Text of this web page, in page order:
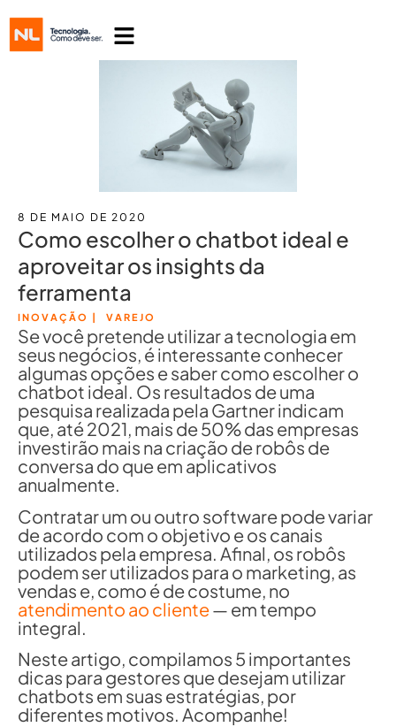
8 DE MAIO DE 2020
Como escolher o chatbot ideal e
aproveitar os insights da
ferramenta
INOVAÇÃO VAREJO
Se você pretende utilizar a tecnologia em
seus negócios, é interessante conhecer
algumas opções e saber como escolher o
chatbot ideal. Os resultados de uma
pesquisa realizada pela Gartner indicam
que, até 2021, mais de 50% das empresas
investirão mais na criação de robôs de
conversa do que em aplicativos
anualmente.
Contratar um ou outro software pode variar
de acordo com o objetivo e os canais
utilizados pela empresa. Afinal, os robôs
podem ser utilizados para o marketing, as
vendas e, como é de costume, no
atendimento ao cliente— em tempo
integral.
Neste artigo, compilamos 5 importantes
dicas para gestores que desejam utilizar
chatbots em suas estratégias, por
diferentes motivos. Acompanhe!